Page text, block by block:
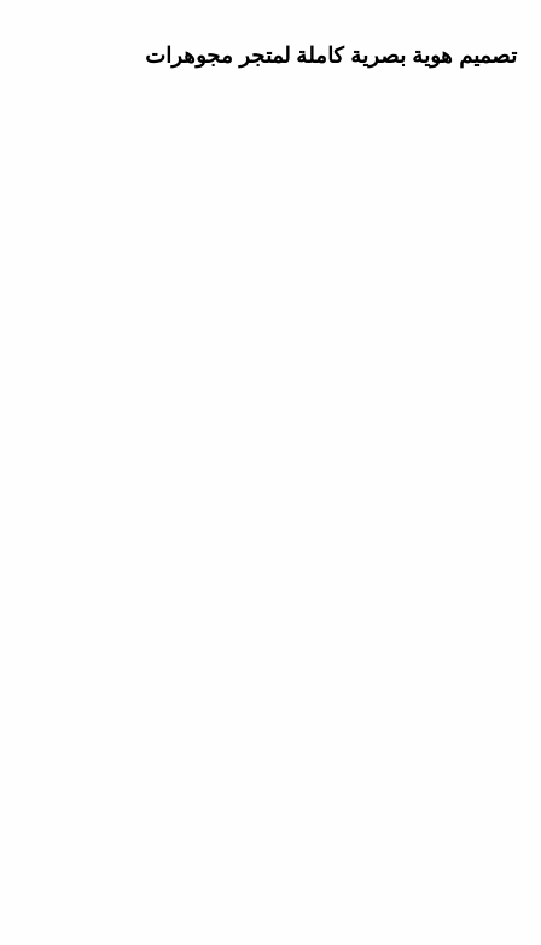
تصميم هوية بصرية كاملة لمتجر مجوهرات